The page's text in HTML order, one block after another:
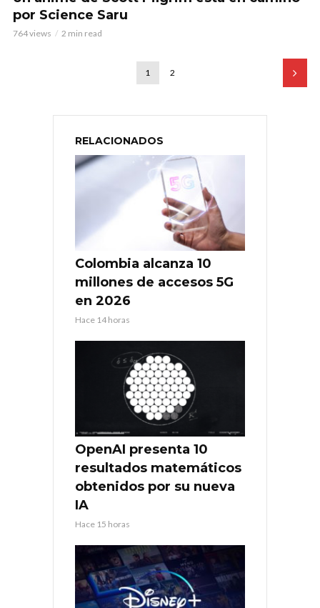
por Science Saru
764 views 2 min read
1 2
RELACIONADOS
Colombia alcanza 10
millones de accesos 5G
en 2026
Hace 14 horas
OpenAI presenta 10
resultados matemáticos
obtenidos por su nueva
IA
Hace 15 horas